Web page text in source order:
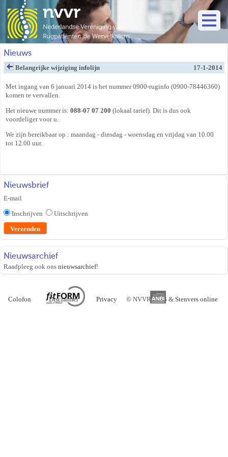
Nieuws
Belangrijke wijziging infolijn 17-1-2014
Met ingang van 6 januari 2014 is het nummer 0900-ruginfo (0900-78446360)
komen te vervallen.
Het nieuwe nummer is: 088-07 07 200 (lokaal tarief). Dit is dus ook
voordeliger voor u.
We zijn bereikbaar op : maandag - dinsdag - woensdag en vrijdag van 10.00
tot 12.00 uur.
Nieuwsbrief
E-mail
Inschrijven
Uitschrijven
Nieuwsarchief
Raadpleeg ook ons nieuwsarchief!
© NVVR 2026 & Stenvers online
Colofon Disclaimer Privacy